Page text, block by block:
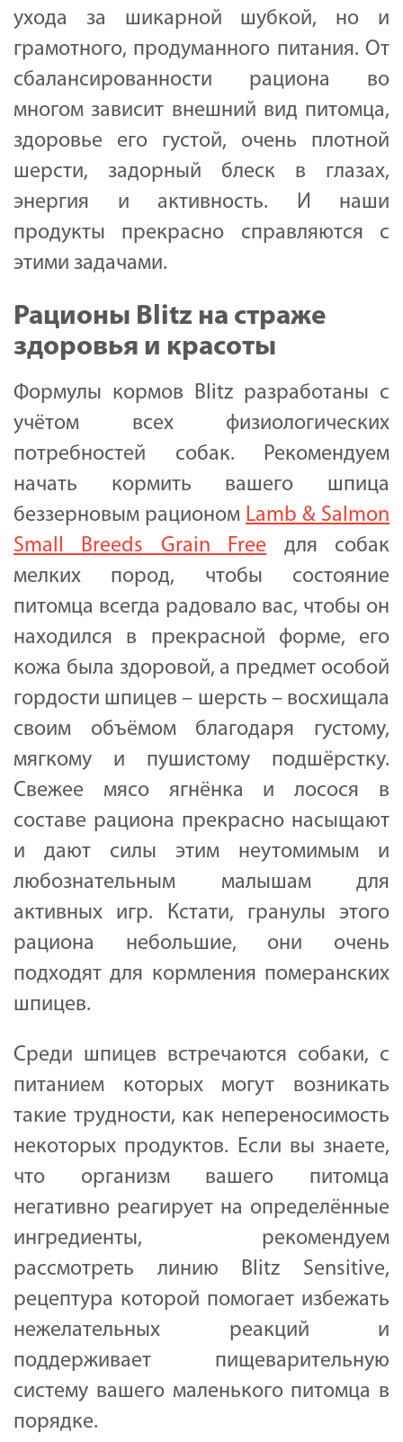
ухода за шикарной шубкой, но и
грамотного, продуманного питания. От
сбалансированности рациона во
многом зависит внешний вид питомца,
здоровье его густой, очень плотной
шерсти, задорный блеск в глазах,
энергия и активность. И наши
продукты прекрасно справляются с
этими задачами.
Рационы Blitz на страже
здоровья и красоты
Формулы кормов Blitz разработаны с
учётом всех физиологических
потребностей собак. Рекомендуем
начать кормить вашего шпица
беззерновым рационом Lamb & Salmon
Small Breeds Grain Free для собак
мелких пород, чтобы состояние
питомца всегда радовало вас, чтобы он
находился в прекрасной форме, его
кожа была здоровой, а предмет особой
гордости шпицев – шерсть – восхищала
своим объёмом благодаря густому,
мягкому и пушистому подшёрстку.
Свежее мясо ягнёнка и лосося в
составе рациона прекрасно насыщают
и дают силы этим неутомимым и
любознательным малышам для
активных игр. Кстати, гранулы этого
рациона небольшие, они очень
подходят для кормления померанских
шпицев.
Среди шпицев встречаются собаки, с
питанием которых могут возникать
такие трудности, как непереносимость
некоторых продуктов. Если вы знаете,
что организм вашего питомца
негативно реагирует на определённые
ингредиенты, рекомендуем
рассмотреть линию Blitz Sensitive,
рецептура которой помогает избежать
нежелательных реакций и
поддерживает пищеварительную
систему вашего маленького питомца в
порядке.